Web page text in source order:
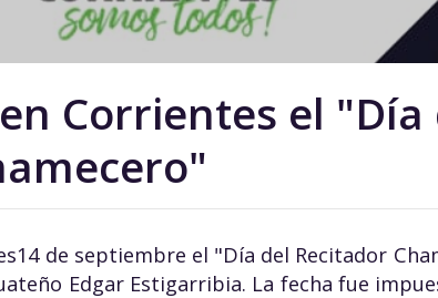
Corrientes el "Día
de septiembre el "Día del Recitador
Edgar Estigarribia. La fecha fue